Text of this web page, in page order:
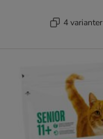
4 varianter